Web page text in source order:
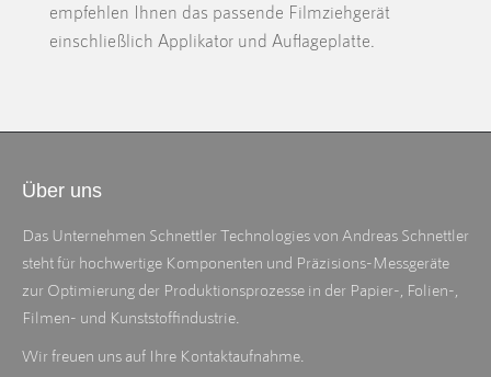
empfehlen Ihnen das passende Filmziehgerät
einschließlich Applikator und Auflageplatte.
Über uns
Das Unternehmen Schnettler Technologies von Andreas Schnettler
steht für hochwertige Komponenten und Präzisions-Messgeräte
zur Optimierung der Produktionsprozesse in der Papier-, Folien-,
Filmen- und Kunststoffindustrie.
Wir freuen uns auf Ihre Kontaktaufnahme.